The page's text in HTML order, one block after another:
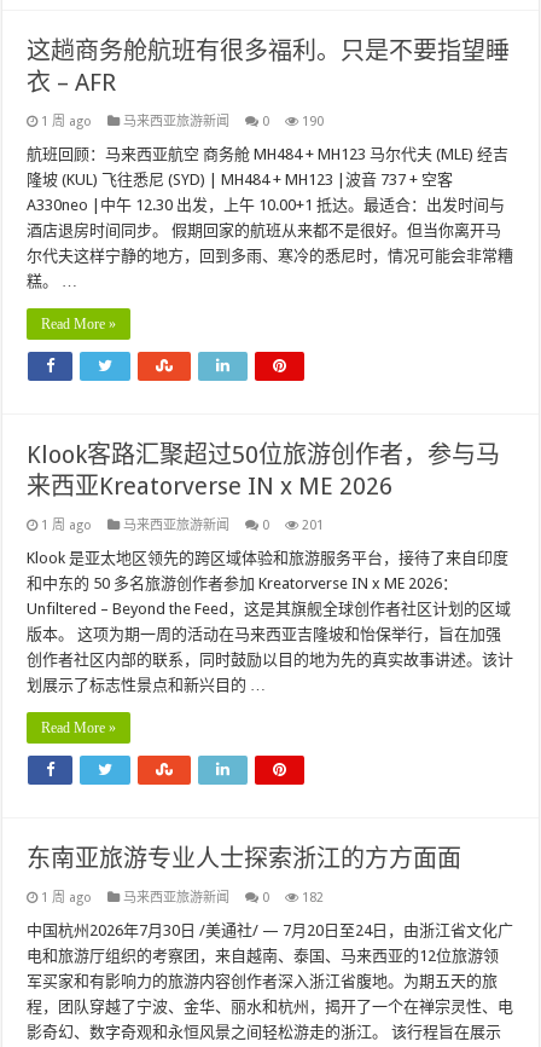
这趟商务舱航班有很多福利。只是不要指望睡
衣 – AFR
1 周 ago 马来西亚旅游新闻 0 190
航班回顾：马来西亚航空 商务舱 MH484 + MH123 马尔代夫 (MLE) 经吉
隆坡 (KUL) 飞往悉尼 (SYD) | MH484 + MH123 |波音 737 + 空客
A330neo |中午 12.30 出发，上午 10.00+1 抵达。最适合：出发时间与
酒店退房时间同步。 假期回家的航班从来都不是很好。但当你离开马
尔代夫这样宁静的地方，回到多雨、寒冷的悉尼时，情况可能会非常糟
糕。 …
Read More »
Klook客路汇聚超过50位旅游创作者，参与马
来西亚Kreatorverse IN x ME 2026
1 周 ago 马来西亚旅游新闻 0 201
Klook 是亚太地区领先的跨区域体验和旅游服务平台，接待了来自印度
和中东的 50 多名旅游创作者参加 Kreatorverse IN x ME 2026：
Unfiltered – Beyond the Feed，这是其旗舰全球创作者社区计划的区域
版本。 这项为期一周的活动在马来西亚吉隆坡和怡保举行，旨在加强
创作者社区内部的联系，同时鼓励以目的地为先的真实故事讲述。该计
划展示了标志性景点和新兴目的 …
Read More »
东南亚旅游专业人士探索浙江的方方面面
1 周 ago 马来西亚旅游新闻 0 182
中国杭州2026年7月30日 /美通社/ — 7月20日至24日，由浙江省文化广
电和旅游厅组织的考察团，来自越南、泰国、马来西亚的12位旅游领
军买家和有影响力的旅游内容创作者深入浙江省腹地。为期五天的旅
程，团队穿越了宁波、金华、丽水和杭州，揭开了一个在禅宗灵性、电
影奇幻、数字奇观和永恒风景之间轻松游走的浙江。 该行程旨在展示